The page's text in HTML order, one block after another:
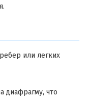
или легких
диафрагму, что